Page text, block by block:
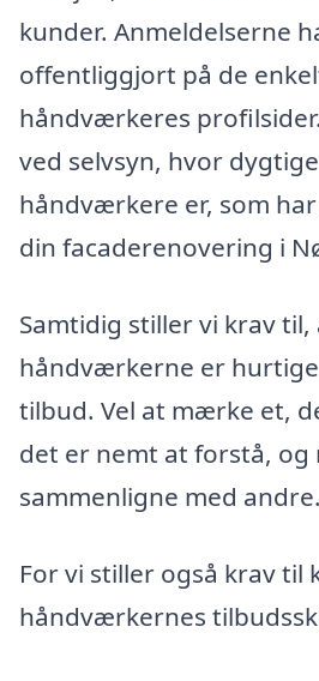
kunder. Anmeldelserne
offentliggjort på de
håndværkeres
ved selvsyn, hvor
håndværkere er, som
din facaderenovering i
Samtidig stiller vi krav til,
håndværkerne er
tilbud. Vel at mærke et,
det er nemt at forstå, og
sammenligne med andre.
For vi stiller også krav til
håndværkernes